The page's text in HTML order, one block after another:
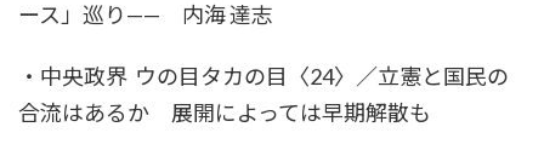
ース」巡り—— 内海 達志
・中央政界 ウの目タカの目〈24〉／立憲と国民の
合流はあるか 展開によっては早期解散も